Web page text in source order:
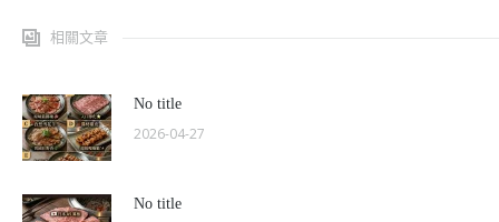
相關文章
No title
2026-04-27
No title